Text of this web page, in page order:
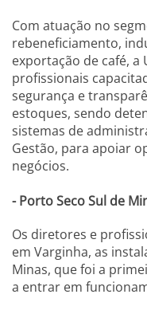
Com atuação no
rebeneficiamento,
exportação de café,
profissionais
segurança e
estoques, sendo
sistemas de
Gestão, para apoiar
negócios.
- Porto Seco Sul de
Os diretores e
em Varginha, as
Minas, que foi a
a entrar em